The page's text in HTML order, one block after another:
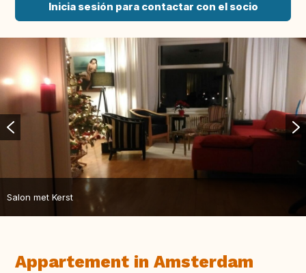
Inicia sesión para contactar con el socio
Salon met Kerst
Appartement in Amsterdam